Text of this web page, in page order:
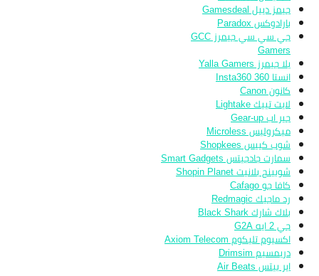
جيمز دييل Gamesdeal
بارادوكس Paradox
جي سي سي جيمرز GCC
Gamers
يلا جيمرز Yalla Gamers
انستا 360 Insta360
كانون Canon
لايت تييك Lightake
جير اب Gear-up
ميكروليس Microless
شوب كييس Shopkees
سمارت جادجيتس Smart Gadgets
شوبينج بلانيت Shopin Planet
كافا جو Cafago
رد ماجيك Redmagic
بلاك شارك Black Shark
جي 2 ايه G2A
اكسيوم تليكوم Axiom Telecom
دريمسيم Drimsim
اير بيتس Air Beats